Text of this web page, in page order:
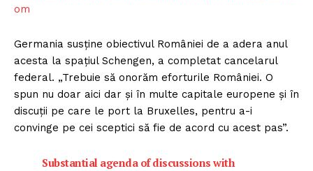
om
Germania susține obiectivul României de a adera anul
acesta la spațiul Schengen, a completat cancelarul
federal. „Trebuie să onorăm eforturile României. O
spun nu doar aici dar și în multe capitale europene și în
discuții pe care le port la Bruxelles, pentru a-i
convinge pe cei sceptici să fie de acord cu acest pas”.
Substantial agenda of discussions with